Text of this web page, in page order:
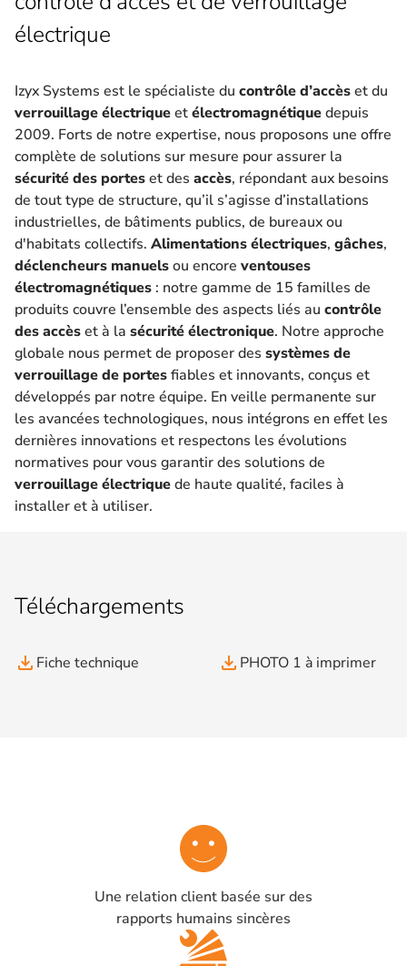
électrique
Izyx Systems est le spécialiste du contrôle d’accèset du
verrouillage électriqueetélectromagnétiquedepuis
2009. Forts de notre expertise, nous proposons une offre
complète de solutions sur mesure pour assurer la
sécurité des porteset des accès, répondant aux besoins
de tout type de structure, qu’il s’agisse d’installations
industrielles, de bâtiments publics, de bureaux ou
d'habitats collectifs. Alimentations électriques, gâches,
déclencheurs manuelsou encore ventouses
électromagnétiques : notre gamme de 15 familles de
produits couvre l’ensemble des aspects liés au contrôle
des accèset à la sécurité électronique. Notre approche
globale nous permet de proposer des systèmes de
verrouillage de portesfiables et innovants, conçus et
développés par notre équipe. En veille permanente sur
les avancées technologiques, nous intégrons en effet les
dernières innovations et respectons les évolutions
normatives pour vous garantir des solutions de
verrouillage électriquede haute qualité, faciles à
installer et à utiliser.
Téléchargements
file_download Fiche technique file_download PHOTO 1 à imprimer
Une relation client basée sur des
rapports humains sincères